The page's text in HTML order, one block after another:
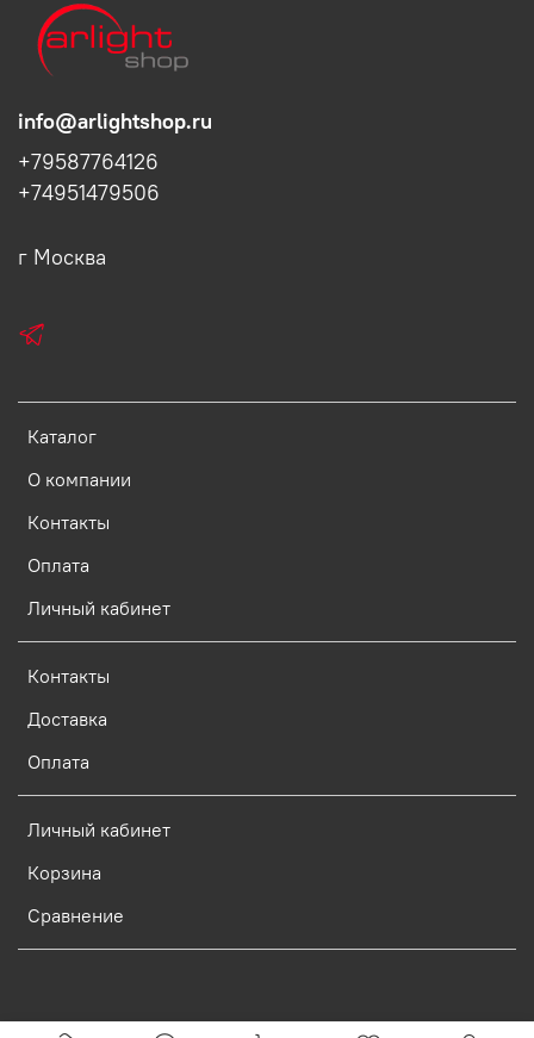
Каталог
О компании
Контакты
Оплата
Личный кабинет
Контакты
Доставка
Оплата
Личный кабинет
Корзина
Сравнение
info@arlightshop.ru
+79587764126
+74951479506
г Москва